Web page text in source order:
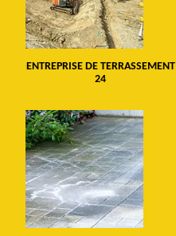
ENTREPRISE DE TERRASSEMENT
24